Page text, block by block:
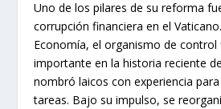
Uno de los pilares de su reforma
corrupción financiera en el
Economía, el organismo de control
importante en la historia reciente
nombró laicos con experiencia
tareas. Bajo su impulso, se